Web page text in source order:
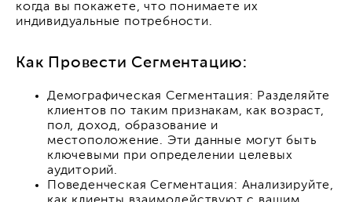
когда вы покажете, что понимаете их
индивидуальные потребности.
Как Провести Сегментацию:
Демографическая Сегментация: Разделяйте
клиентов по таким признакам, как возраст,
пол, доход, образование и
местоположение. Эти данные могут быть
ключевыми при определении целевых
аудиторий.
Поведенческая Сегментация: Анализируйте,